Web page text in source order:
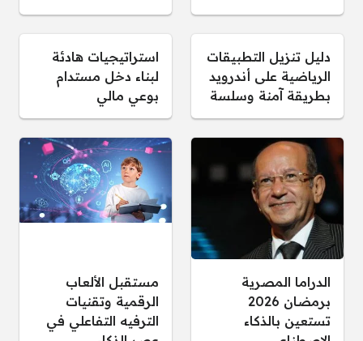
دليل تنزيل التطبيقات
الرياضية على أندرويد
بطريقة آمنة وسلسة
استراتيجيات هادئة
لبناء دخل مستدام
بوعي مالي
الدراما المصرية
برمضان 2026
تستعين بالذكاء
مستقبل الألعاب
الرقمية وتقنيات
الترفيه التفاعلي في